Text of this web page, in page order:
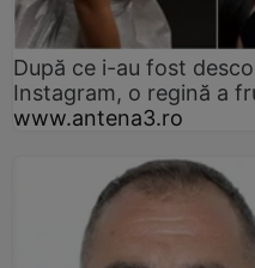
După ce i-au fost
Instagram, o regină a
www.antena3.ro